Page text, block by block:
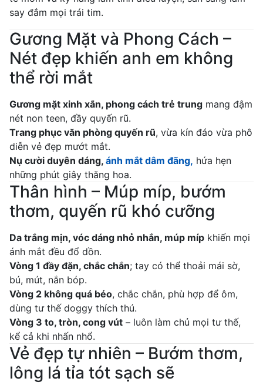
say đắm mọi trái tim.
Gương Mặt và Phong Cách –
Nét đẹp khiến anh em không
thể rời mắt
Gương mặt xinh xắn, phong cách trẻ trung mang đậm
nét non teen, đầy quyến rũ.
Trang phục văn phòng quyến rũ, vừa kín đáo vừa phô
diễn vẻ đẹp mướt mắt.
Nụ cười duyên dáng, ánh mắt dâm đãng, hứa hẹn
những phút giây thăng hoa.
Thân hình – Múp míp, bướm
thơm, quyến rũ khó cưỡng
Da trắng mịn, vóc dáng nhỏ nhắn, múp míp khiến mọi
ánh mắt đều đổ dồn.
Vòng 1 đầy đặn, chắc chắn; tay có thể thoải mái sờ,
bú, mút, nắn bóp.
Vòng 2 không quá béo, chắc chắn, phù hợp để ôm,
dùng tư thế doggy thích thú.
Vòng 3 to, tròn, cong vút – luôn làm chủ mọi tư thế,
kể cả khi nhấn nhổ.
Vẻ đẹp tự nhiên – Bướm thơm,
lông lá tỉa tót sạch sẽ